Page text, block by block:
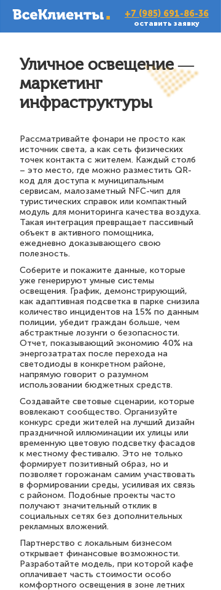
+7 (985) 691-86-36
оставить заявку
Уличное освещение —
маркетинг
инфраструктуры
Рассматривайте фонари не просто как
источник света, а как сеть физических
точек контакта с жителем. Каждый столб
– это место, где можно разместить QR-
код для доступа к муниципальным
сервисам, малозаметный NFC-чип для
туристических справок или компактный
модуль для мониторинга качества воздуха.
Такая интеграция превращает пассивный
объект в активного помощника,
ежедневно доказывающего свою
полезность.
Соберите и покажите данные, которые
уже генерируют умные системы
освещения. График, демонстрирующий,
как адаптивная подсветка в парке снизила
количество инцидентов на 15% по данным
полиции, убедит граждан больше, чем
абстрактные лозунги о безопасности.
Отчет, показывающий экономию 40% на
энергозатратах после перехода на
светодиоды в конкретном районе,
напрямую говорит о разумном
использовании бюджетных средств.
Создавайте световые сценарии, которые
вовлекают сообщество. Организуйте
конкурс среди жителей на лучший дизайн
праздничной иллюминации их улицы или
временную цветовую подсветку фасадов
к местному фестивалю. Это не только
формирует позитивный образ, но и
позволяет горожанам самим участвовать
в формировании среды, усиливая их связь
с районом. Подобные проекты часто
получают значительный отклик в
социальных сетях без дополнительных
рекламных вложений.
Партнерство с локальным бизнесом
открывает финансовые возможности.
Разработайте модель, при которой кафе
оплачивает часть стоимости особо
комфортного освещения в зоне летних